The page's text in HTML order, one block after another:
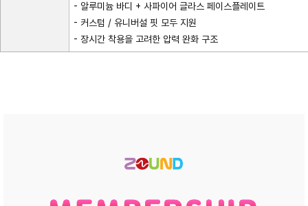
- 알루미늄 바디 + 사파이어 글라스 페이스플레이트
- 커스텀 / 유니버설 핏 모두 지원
- 장시간 착용을 고려한 압력 완화 구조